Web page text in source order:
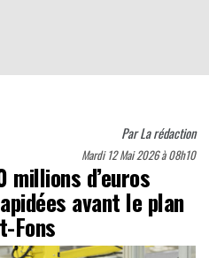
ParLa rédaction
Mardi 12 Mai 2026 à 08h10
millions d’euros
avant le plan
Fons